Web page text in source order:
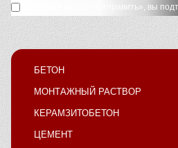
Нажимая кнопку «Отправить», вы
БЕТОН
МОНТАЖНЫЙ РАСТВОР
КЕРАМЗИТОБЕТОН
ЦЕМЕНТ